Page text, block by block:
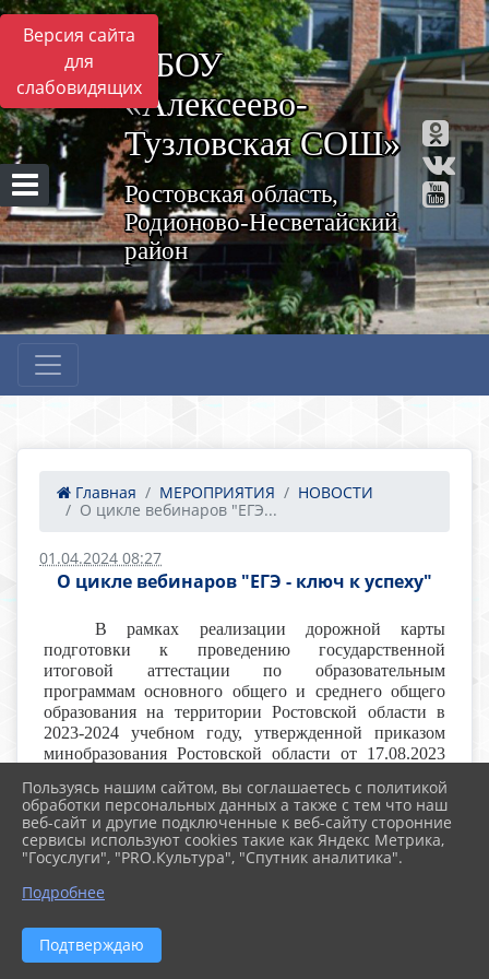
Версия сайта
для
слабовидящих
МБОУ
«Алексеево-
Тузловская СОШ»
Ростовская область,
Родионово-Несветайский
район
Главная МЕРОПРИЯТИЯ
НОВОСТИ
О цикле вебинаров "ЕГЭ...
01.04.2024 08:27
О цикле вебинаров "ЕГЭ - ключ к успеху"
В рамках реализации дорожной карты
подготовки к проведению государственной
итоговой аттестации по образовательным
программам основного общего и среднего общего
образования на территории Ростовской области в
2023-2024 учебном году, утвержденной приказом
минобразования Ростовской области от 17.08.2023
государственному экзамену (далее- ЕГЭ)
минобразование Ростовской области проводит цикл
вебинаров «ЕГЭ-ключ к успеху» для обучающихся
11-х классов (далее- вебинары).
Вебинары по отдельным учебным предметам
согласно
расписанию
Пользуясь нашим сайтом, вы соглашаетесь с политикой
обработки персональных данных а также с тем что наш
веб-сайт и другие подключенные к веб-сайту сторонние
сервисы используют cookies такие как Яндекс Метрика,
"Госуслуги", "PRO.Культура", "Спутник аналитика".
Подробнее
Подтверждаю